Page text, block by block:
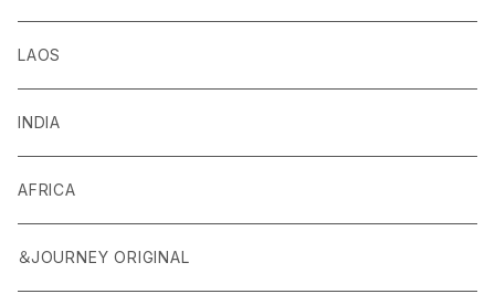
LAOS
INDIA
AFRICA
＆JOURNEY ORIGINAL